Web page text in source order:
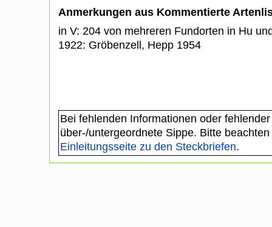
Anmerkungen aus Kommentierte
in V: 204 von mehreren Fundorten in Hu
1922: Gröbenzell, Hepp 1954
Bei fehlenden Informationen oder
über-/untergeordnete Sippe. Bitte
Einleitungsseite zu den Steckbriefen.